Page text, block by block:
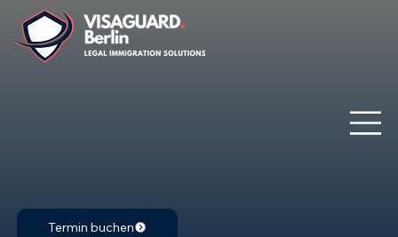
Termin buchen